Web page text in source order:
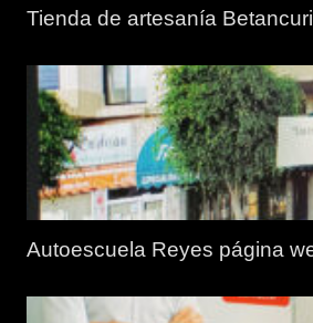
Tienda de artesanía
Autoescuela Reyes página